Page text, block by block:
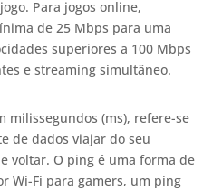
Para jogos online,
de 25 Mbps para uma
superiores a 100 Mbps
e streaming simultâneo.
milissegundos (ms), refere-se
de dados viajar do seu
voltar. O ping é uma forma de
Wi-Fi para gamers, um ping